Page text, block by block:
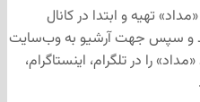
در کانال
آرشیو به وب‌سایت
اینستاگرام،